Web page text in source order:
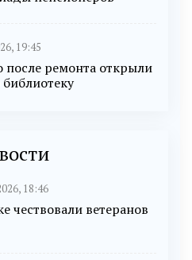
19:45
после ремонта открыли
18:46
чествовали ветеранов